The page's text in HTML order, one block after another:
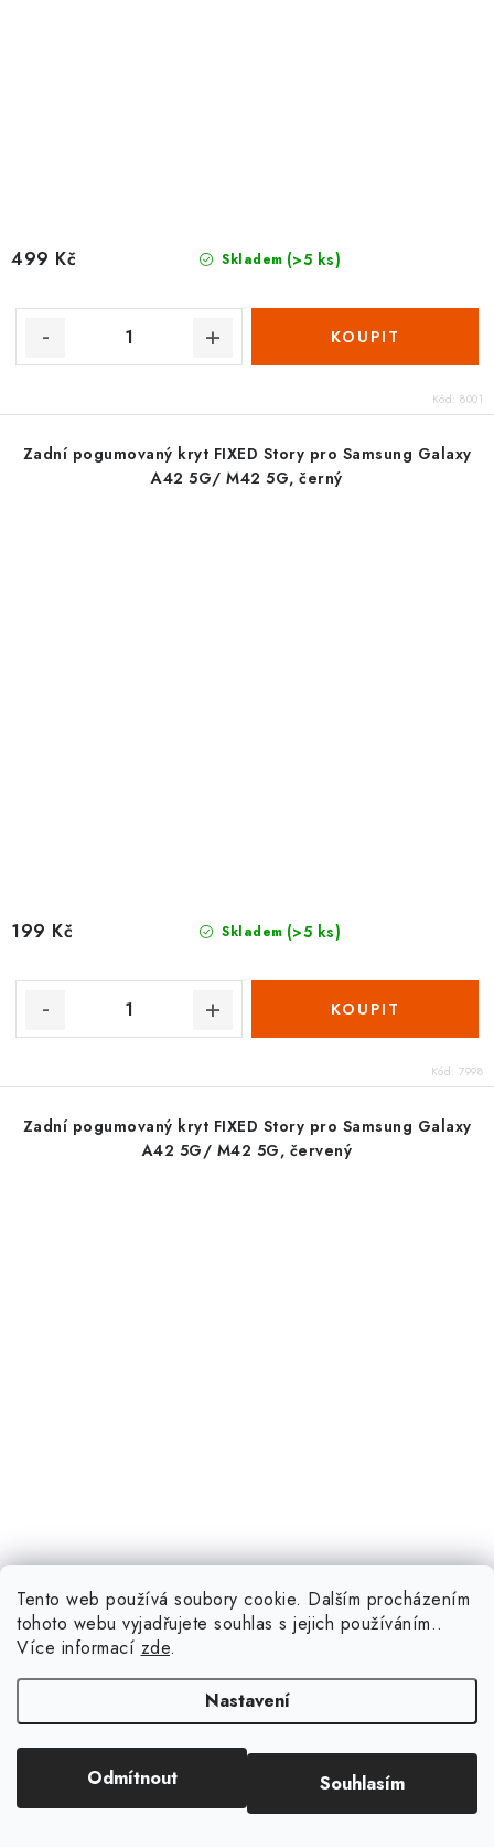
Tento web používá soubory cookie. Dalším procházením
tohoto webu vyjadřujete souhlas s jejich používáním..
Více informací zde.
Nastavení
Odmítnout Souhlasím
Skladem (>5 ks)
499 Kč
Kód: 8001
Zadní pogumovaný kryt FIXED Story pro Samsung Galaxy
A42 5G/ M42 5G, černý
Skladem (>5 ks)
199 Kč
Kód: 7998
Zadní pogumovaný kryt FIXED Story pro Samsung Galaxy
A42 5G/ M42 5G, červený
Skladem(>5 ks)
199 Kč